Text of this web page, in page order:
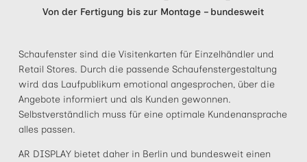
Von der Fertigung bis zur Montage – bundesweit
Schaufenster sind die Visitenkarten für Einzelhändler und
Retail Stores. Durch die passende Schaufenstergestaltung
wird das Laufpublikum emotional angesprochen, über die
Angebote informiert und als Kunden gewonnen.
Selbstverständlich muss für eine optimale Kundenansprache
alles passen.
AR DISPLAY bietet daher in Berlin und bundesweit einen